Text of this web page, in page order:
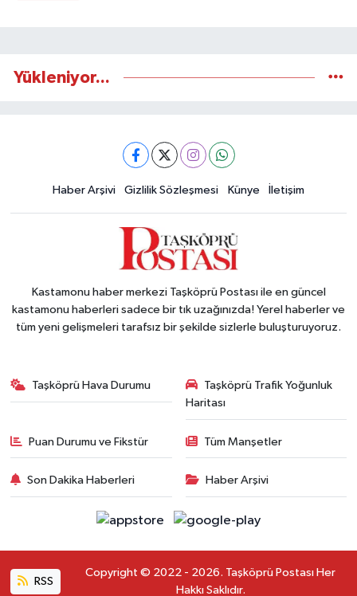
Yükleniyor...
Haber Arşivi Gizlilik Sözleşmesi Künye İletişim
Kastamonu haber merkezi Taşköprü Postası ile en güncel
kastamonu haberleri sadece bir tık uzağınızda! Yerel haberler ve
tüm yeni gelişmeleri tarafsız bir şekilde sizlerle buluşturuyoruz.
Taşköprü Hava Durumu
Taşköprü Trafik Yoğunluk
Haritası
Puan Durumu ve Fikstür Tüm Manşetler
Son Dakika Haberleri Haber Arşivi
RSS
Copyright © 2022 - 2026. Taşköprü Postası Her
Hakkı Saklıdır.